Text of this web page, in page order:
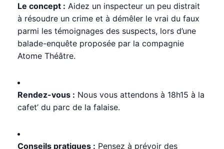
Le concept : Aidez un inspecteur un peu distrait
à résoudre un crime et à démêler le vrai du faux
parmi les témoignages des suspects, lors d’une
balade-enquête proposée par la compagnie
Atome Théâtre.
Rendez-vous : Nous vous attendons à 18h15 à la
cafet’ du parc de la falaise.
Conseils pratiques : Pensez à prévoir des